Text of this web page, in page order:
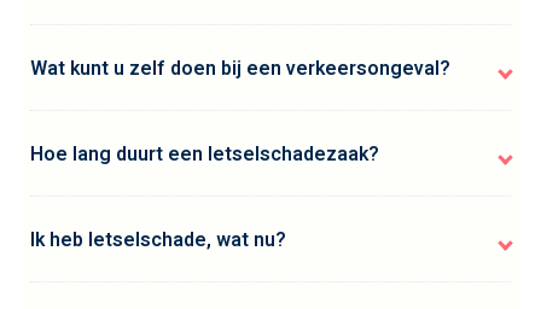
Wat kunt u zelf doen bij een verkeersongeval?
Hoe lang duurt een letselschadezaak?
Ik heb letselschade, wat nu?